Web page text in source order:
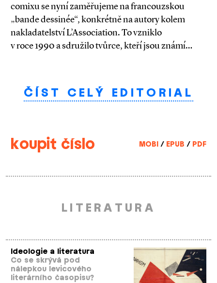
comixu se nyní zaměřujeme na francouzskou
„bande dessinée“, konkrétně na autory kolem
nakladatelství L’Association. To vzniklo
v roce 1990 a sdružilo tvůrce, kteří jsou známí…
ČÍST CELÝ EDITORIAL
koupit číslo MOBI / EPUB / PDF
LITERATURA
Ideologie a literatura
Co se skrývá pod
nálepkou levicového
literárního časopisu?